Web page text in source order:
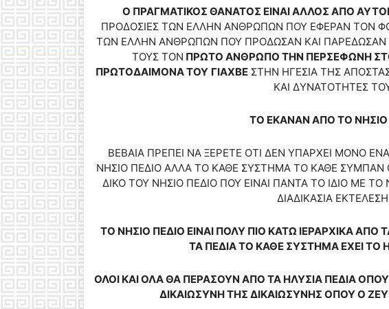
Ο ΠΡΑΓΜΑΤΙΚΟΣ ΘΑΝΑΤΟΣ ΕΙΝΑΙ ΑΛΛΟΣ ΑΠΟ
ΠΡΟΔΟΣΙΕΣ ΤΩΝ ΕΛΛΗΝ ΑΝΘΡΩΠΩΝ ΠΟΥ ΕΦΕΡΑΝ ΤΟΝ
ΤΩΝ ΕΛΛΗΝ ΑΝΘΡΩΠΩΝ ΠΟΥ ΠΡΟΔΩΣΑΝ ΚΑΙ ΠΑΡΕΔΩΣΑΝ
ΤΟΥΣ ΤΟΝ ΠΡΩΤΟ ΑΝΘΡΩΠΟ ΤΗΝ ΠΕΡΣΕΦΩΝΗ
ΠΡΩΤΟΔΑΙΜΟΝΑ ΤΟΥ ΓΙΑΧΒΕΣΤΗΝ ΗΓΕΣΙΑ ΤΗΣ
ΚΑΙ ΔΥΝΑΤΟΤΗΤΕΣ
ΤΟ ΕΚΑΝΑΝ ΑΠΟ ΤΟ ΝΗΣΙΟ
ΒΕΒΑΙΑ ΠΡΕΠΕΙ ΝΑ ΞΕΡΕΤΕ ΟΤΙ ΔΕΝ ΥΠΑΡΧΕΙ ΜΟΝΟ
ΝΗΣΙΟ ΠΕΔΙΟ ΑΛΛΑ ΤΟ ΚΑΘΕ ΣΥΣΤΗΜΑ ΤΟ ΚΑΘΕ
ΔΙΚΟ ΤΟΥ ΝΗΣΙΟ ΠΕΔΙΟ ΠΟΥ ΕΙΝΑΙ ΠΑΝΤΑ ΤΟ ΙΔΙΟ ΜΕ ΤΟ
ΔΙΑΔΙΚΑΣΙΑ
ΤΟ ΝΗΣΙΟ ΠΕΔΙΟ ΕΙΝΑΙ ΠΟΛΥ ΠΙΟ ΚΑΤΩ ΙΕΡΑΡΧΙΚΑ ΑΠΟ
ΤΑ ΠΕΔΙΑ ΤΟ ΚΑΘΕ ΣΥΣΤΗΜΑ ΕΧΕΙ ΤΟ
ΟΛΟΙ ΚΑΙ ΟΛΑ ΘΑ ΠΕΡΑΣΟΥΝ ΑΠΟ ΤΑ ΗΛΥΣΙΑ ΠΕΔΙΑ
ΔΙΚΑΙΩΣΥΝΗ ΤΗΣ ΔΙΚΑΙΩΣΥΝΗΣ ΟΠΟΥ Ο